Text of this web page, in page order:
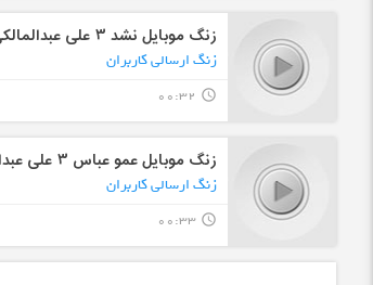
زنگ موبایل نشد ۳ علی عبدالمالکی
زنگ ارسالی کاربران
query_builder
00:32
زنگ موبایل عمو عباس ۳ علی عبدالمالکی
زنگ ارسالی کاربران
query_builder
00:33